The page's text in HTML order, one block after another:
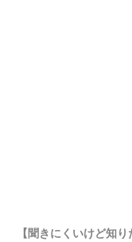
【聞きにくいけど知